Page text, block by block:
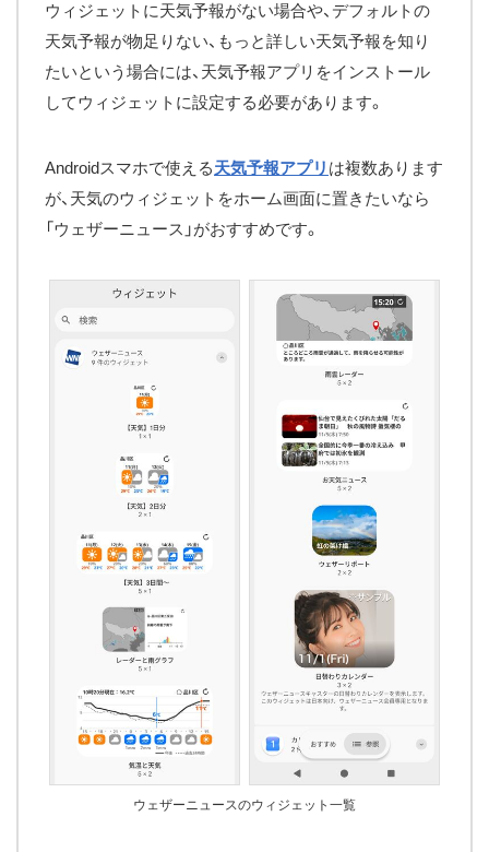
ウィジェットに天気予報がない場合や、デフォルトの
天気予報が物足りない、もっと詳しい天気予報を知り
たいという場合には、天気予報アプリをインストール
してウィジェットに設定する必要があります。
Androidスマホで使える天気予報アプリ は複数あります
が、天気のウィジェットをホーム画面に置きたいなら
「ウェザーニュース」がおすすめです。
ウェザーニュースのウィジェット一覧